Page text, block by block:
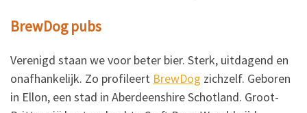
BrewDog pubs
Verenigd staan we voor beter bier. Sterk, uitdagend en
onafhankelijk. Zo profileert BrewDog zichzelf. Geboren
in Ellon, een stad in Aberdeenshire Schotland. Groot-